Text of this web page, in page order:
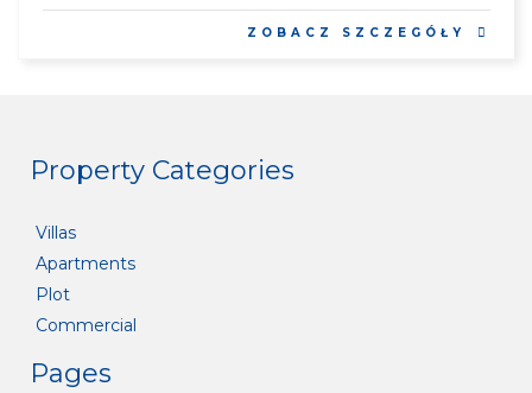
ZOBACZ SZCZEGÓŁY
Property Categories
Villas
Apartments
Plot
Commercial
Pages